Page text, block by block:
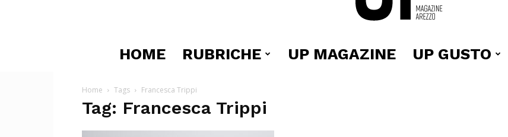
HOME RUBRICHE UP MAGAZINE UP GUSTO
Home Tags Francesca Trippi
Tag: Francesca Trippi